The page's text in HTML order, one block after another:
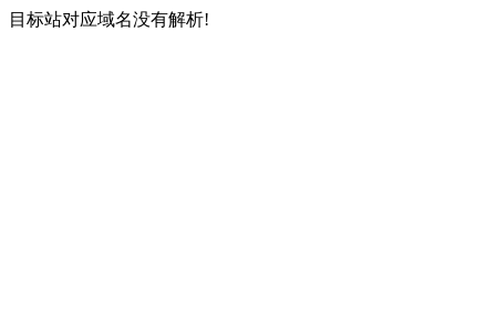
目标站对应域名没有解析!